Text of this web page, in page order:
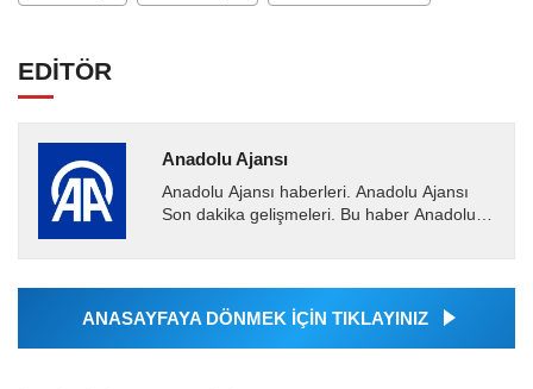
EDİTÖR
Anadolu Ajansı
Anadolu Ajansı haberleri. Anadolu Ajansı
Son dakika gelişmeleri. Bu haber Anadolu
Ajansı tarafından...
ANASAYFAYA DÖNMEK İÇİN TIKLAYINIZ